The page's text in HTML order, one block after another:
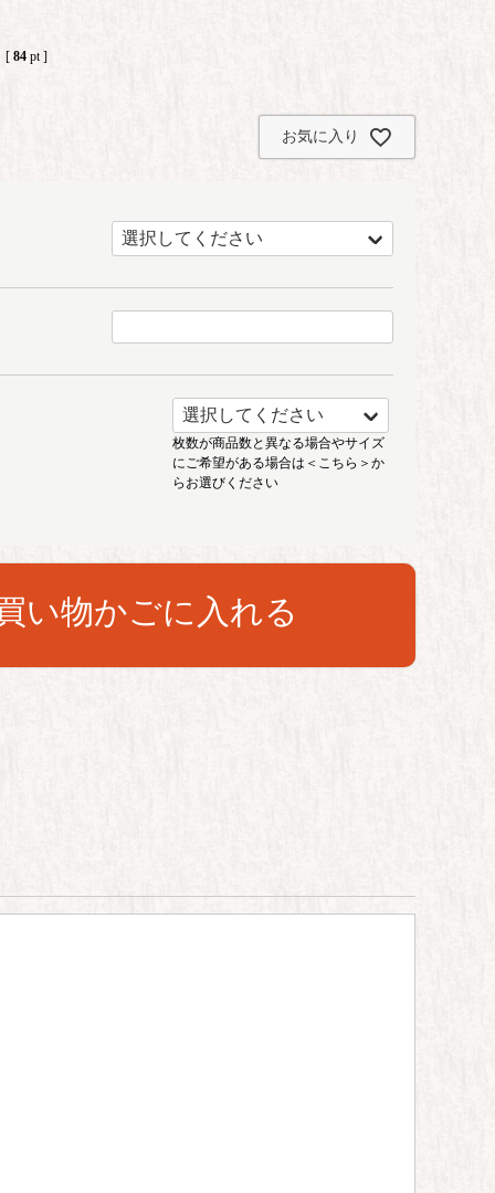
[ 84 pt ]
お気に入り
い物かごに入れる
枚数が商品数と異なる場合やサイズ
にご希望がある場合は ＜こちら＞ か
らお選びください